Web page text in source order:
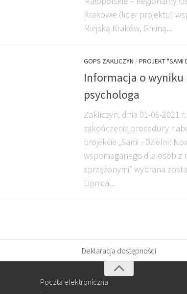
Krakowie (lider projektu)
Miejską Kraków, Gminą...
GOPS ZAKLICZYN /PROJEKT "SAMI
Informacja o
psychologa
Zakliczyn, dnia 01-06-2021
zakończenia procedury
projekcie „Sami –Dzielni!
wspomaganego dla osób z
sprzężonymi” wybrana
Lipnica...
Deklaracja dostępności
Poczta elektroniczna